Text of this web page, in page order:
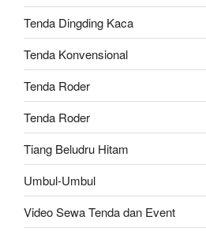
Tenda Dingding Kaca
Tenda Konvensional
Tenda Roder
Tenda Roder
Tiang Beludru Hitam
Umbul-Umbul
Video Sewa Tenda dan Event